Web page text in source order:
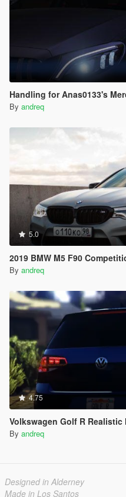
Handling for Anas0133's
By andreq
5.0
2019 BMW M5 F90 Competition
By andreq
4.75
Volkswagen Golf R Realistic
By andreq
Designed in Alderney
Made in Los Santos